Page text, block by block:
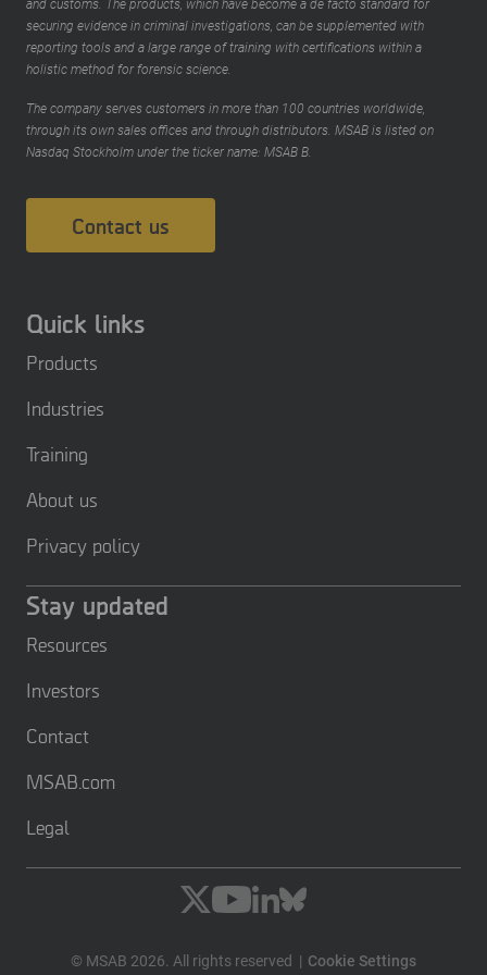
and customs. The products, which have become a de facto standard for
securing evidence in criminal investigations, can be supplemented with
reporting tools and a large range of training with certifications within a
holistic method for forensic science.
The company serves customers in more than 100 countries worldwide,
through its own sales offices and through distributors. MSAB is listed on
Nasdaq Stockholm under the ticker name: MSAB B.
Contact us
Quick links
Products
Industries
Training
About us
Privacy policy
Stay updated
Resources
Investors
Contact
MSAB.com
Legal
© MSAB 2026. All rights reserved Cookie Settings